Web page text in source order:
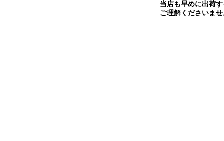
当店も早めに出荷
ご理解くださいま